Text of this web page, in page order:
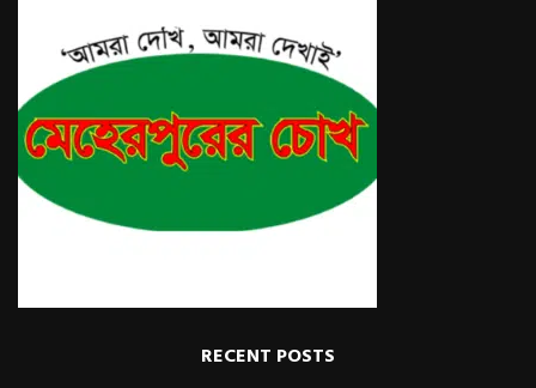
RECENT POSTS